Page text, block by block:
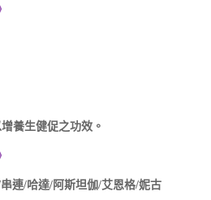
養生健促之功效。
連/哈達/阿斯坦伽/艾恩格/妮古